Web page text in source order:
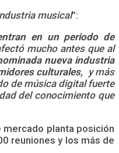
musical”:
en un periodo de
mucho antes que al
nueva industria
culturales, y más
de música digital fuerte
del conocimiento que
mercado planta posición
reuniones y los más de